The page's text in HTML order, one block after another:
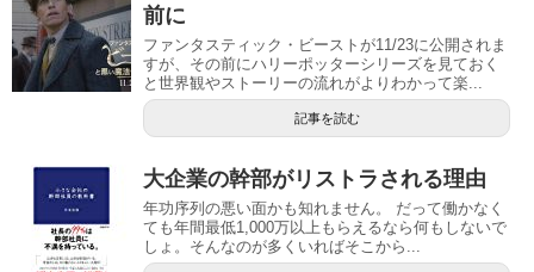
前に
ファンタスティック・ビーストが11/23に公開されま
すが、その前にハリーポッターシリーズを見ておく
と世界観やストーリーの流れがよりわかって楽...
記事を読む
大企業の幹部がリストラされる理由
年功序列の悪い面かも知れません。 だって働かなく
ても年間最低1,000万以上もらえるなら何もしないで
しょ。そんなのが多くいればそこから...